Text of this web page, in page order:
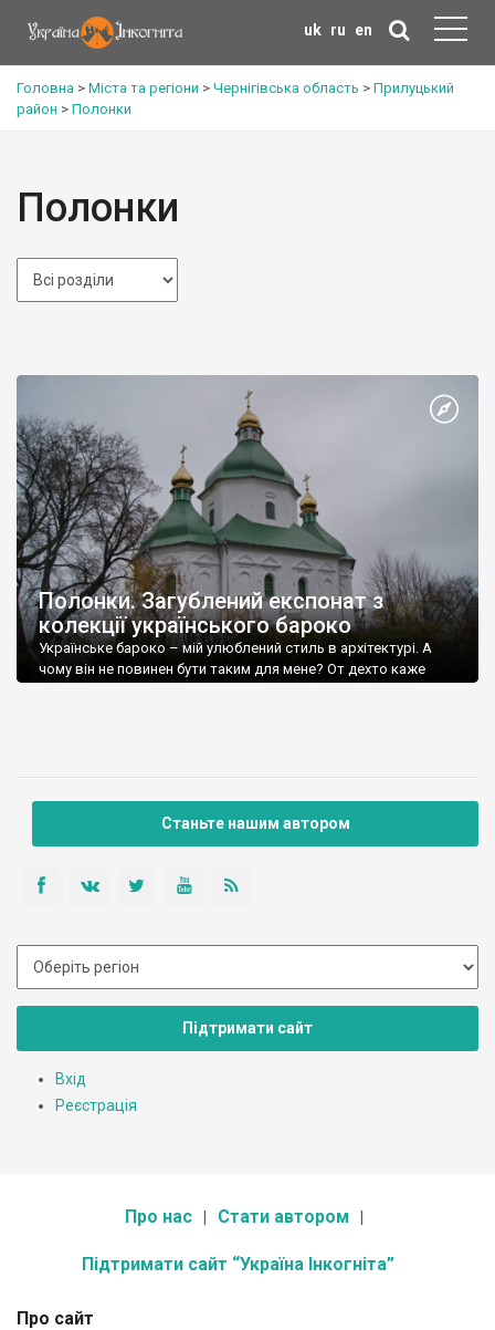
uk ru en
Головна > Міста та регіони > Чернігівська область > Прилуцький
район > Полонки
Полонки
Полонки. Загублений експонат з
колекції українського бароко
Українське бароко – мій улюблений стиль в архітектурі. А
чому він не повинен бути таким для мене? От дехто каже
Станьте нашим автором
Підтримати сайт
Вхід
Реєстрація
Про нас Стати автором
Підтримати сайт “Україна Інкогніта”
Про сайт